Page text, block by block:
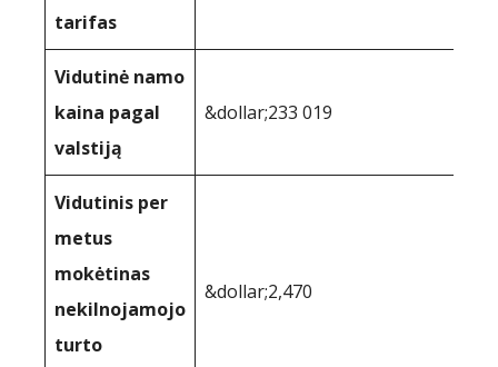
tarifas
Vidutinė namo
kaina pagal
valstiją
&dollar;233 019
Vidutinis per
metus
mokėtinas
nekilnojamojo
turto
&dollar;2,470